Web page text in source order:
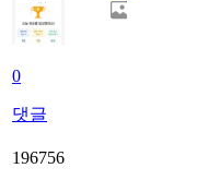
0
댓글
196756